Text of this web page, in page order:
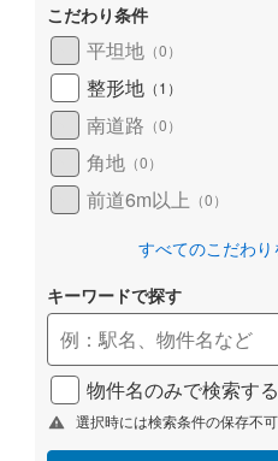
こだわり条件
平坦地 （0）
整形地 （1 ）
南道路 （0）
角地 （0）
前道6m以上 （0）
すべてのこだわり
キーワードで探す
物件名のみで検索する
選択時には検索条件の保存不可